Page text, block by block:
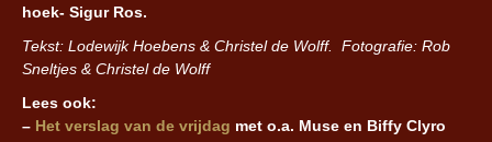
hoek- Sigur Ros.
Tekst: Lodewijk Hoebens & Christel de Wolff. Fotografie: Rob
Sneltjes & Christel de Wolff
Lees ook:
– Het verslag van de vrijdag met o.a. Muse en Biffy Clyro